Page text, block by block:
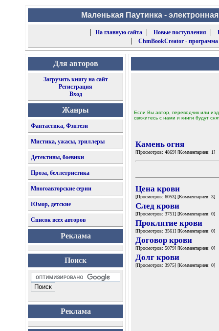
Маленькая Паутинка -
|
На главную сайта| Новые поступления |
| ChmBookCreator -
Для авторов
Загрузить книгу на сайт
Регистрация
Вход
Жанры
Фантастика, Фэнтези
Мистика, ужасы, триллеры
Детективы, боевики
Проза, беллетристика
Многоавторские серии
Юмор, детские
Список всех авторов
Реклама
Поиск
Реклама
Если Вы автор, переводчик или
свяжитесь с нами и книги будут
Камень огня
[Просмотров: 4869] [Комментариев: 1]
Цена крови
[Просмотров: 6053] [Комментариев: 3]
След крови
[Просмотров: 3751] [Комментариев: 0]
Проклятие крови
[Просмотров: 3561] [Комментариев: 0]
Договор крови
[Просмотров: 5079] [Комментариев: 0]
Долг крови
[Просмотров: 3975] [Комментариев: 0]